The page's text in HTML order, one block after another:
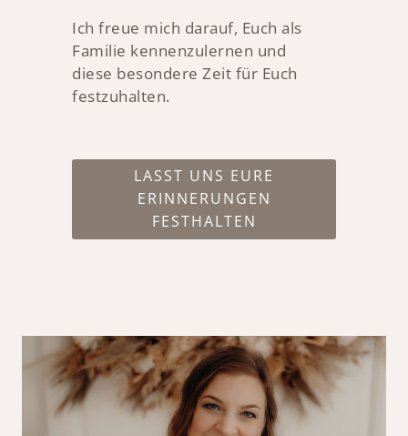
Ich freue mich darauf, Euch als
Familie kennenzulernen und
diese besondere Zeit für Euch
festzuhalten.
LASST UNS EURE
ERINNERUNGEN
FESTHALTEN